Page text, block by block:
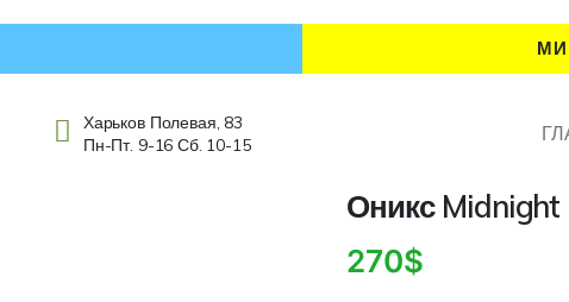
Харьков Полевая, 83
Пн-Пт. 9-16 Сб. 10-15
Оникс Midnight
270$